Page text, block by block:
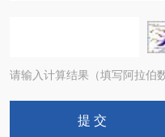
请输入计算结果（填写阿拉伯